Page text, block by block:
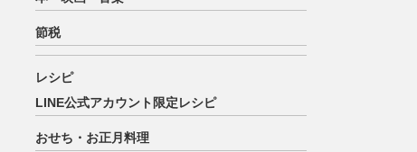
節税
レシピ
LINE公式アカウント限定レシピ
おせち・お正月料理